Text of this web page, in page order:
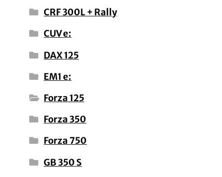
CRF 300L + Rally
CUV e:
DAX 125
EM1 e:
Forza 125
Forza 350
Forza 750
GB 350 S